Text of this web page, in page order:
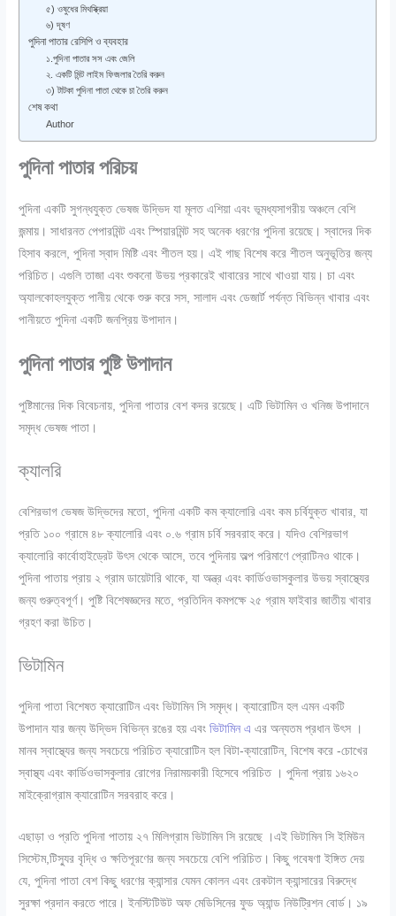
৫) ওষুধের মিথস্ক্রিয়া
৬) দূষণ
পুদিনা পাতার রেসিপি ও ব্যবহার
১.পুদিনা পাতার সস এবং জেলি
২. একটি মিন্ট লাইম ফিজলার তৈরি করুন
৩) টাটকা পুদিনা পাতা থেকে চা তৈরি করুন
শেষ কথা
Author
পুদিনা পাতার পরিচয়
পুদিনা একটি সুগন্ধযুক্ত ভেষজ উদ্ভিদ যা মূলত এশিয়া এবং ভূমধ্যসাগরীয় অঞ্চলে বেশি
জন্মায়। সাধারনত পেপারমিন্ট এবং স্পিয়ারমিন্ট সহ অনেক ধরণের পুদিনা রয়েছে। স্বাদের দিক
হিসাব করলে, পুদিনা স্বাদ মিষ্টি এবং শীতল হয়। এই গাছ বিশেষ করে শীতল অনুভূতির জন্য
পরিচিত। এগুলি তাজা এবং শুকনো উভয় প্রকারেই খাবারের সাথে খাওয়া যায়। চা এবং
অ্যালকোহলযুক্ত পানীয় থেকে শুরু করে সস, সালাদ এবং ডেজার্ট পর্যন্ত বিভিন্ন খাবার এবং
পানীয়তে পুদিনা একটি জনপ্রিয় উপাদান।
পুদিনা পাতার পুষ্টি উপাদান
পুষ্টিমানের দিক বিবেচনায়, পুদিনা পাতার বেশ কদর রয়েছে। এটি ভিটামিন ও খনিজ উপাদানে
সমৃদ্ধ ভেষজ পাতা।
ক্যালরি
বেশিরভাগ ভেষজ উদ্ভিদের মতো, পুদিনা একটি কম ক্যালোরি এবং কম চর্বিযুক্ত খাবার, যা
প্রতি ১০০ গ্রামে ৪৮ ক্যালোরি এবং ০.৬ গ্রাম চর্বি সরবরাহ করে। যদিও বেশিরভাগ
ক্যালোরি কার্বোহাইড্রেট উৎস থেকে আসে, তবে পুদিনায় অল্প পরিমাণে প্রোটিনও থাকে।
পুদিনা পাতায় প্রায় ২ গ্রাম ডায়েটারি থাকে, যা অন্ত্র এবং কার্ডিওভাসকুলার উভয় স্বাস্থ্যের
জন্য গুরুত্বপূর্ণ। পুষ্টি বিশেষজ্ঞদের মতে, প্রতিদিন কমপক্ষে ২৫ গ্রাম ফাইবার জাতীয় খাবার
গ্রহণ করা উচিত।
ভিটামিন
পুদিনা পাতা বিশেষত ক্যারোটিন এবং ভিটামিন সি সমৃদ্ধ। ক্যারোটিন হল এমন একটি
উপাদান যার জন্য উদ্ভিদ বিভিন্ন রঙের হয় এবংভিটামিন এ এর অন্যতম প্রধান উৎস ।
মানব স্বাস্থ্যের জন্য সবচেয়ে পরিচিত ক্যারোটিন হল বিটা-ক্যারোটিন, বিশেষ করে -চোখের
স্বাস্থ্য এবং কার্ডিওভাসকুলার রোগের নিরাময়কারী হিসেবে পরিচিত । পুদিনা প্রায় ১৬২০
মাইক্রোগ্রাম ক্যারোটিন সরবরাহ করে।
এছাড়া ও প্রতি পুদিনা পাতায় ২৭ মিলিগ্রাম ভিটামিন সি রয়েছে ।এই ভিটামিন সি ইমিউন
সিস্টেম,টিস্যুর বৃদ্ধি ও ক্ষতিপূরণের জন্য সবচেয়ে বেশি পরিচিত। কিছু গবেষণা ইঙ্গিত দেয়
যে, পুদিনা পাতা বেশ কিছু ধরণের ক্যান্সার যেমন কোলন এবং রেকটাল ক্যান্সারের বিরুদ্ধে
সুরক্ষা প্রদান করতে পারে। ইনস্টিটিউট অফ মেডিসিনের ফুড অ্যান্ড নিউট্রিশন বোর্ড। ১৯